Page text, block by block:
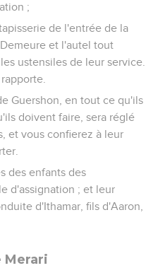
;
de l'entrée de la
et l'autel tout
ustensiles de leur service.
Guershon, en tout ce qu'ils
doivent faire, sera réglé
et vous confierez à leur
des enfants des
d'assignation ; et leur
d'Ithamar, fils d'Aaron,
Merari